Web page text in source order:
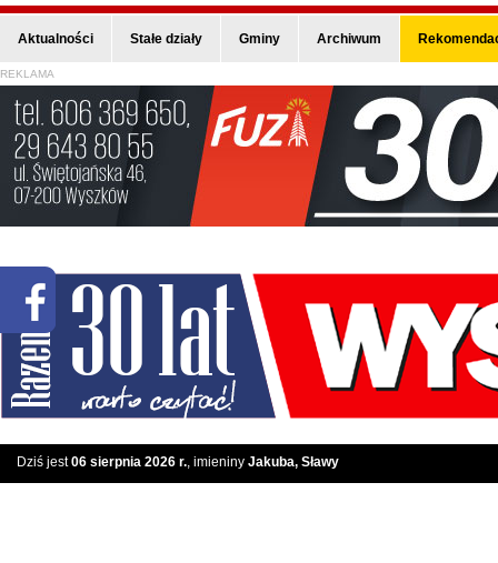
Aktualności Stałe działy Gminy Archiwum
REKLAMA
Dziś jest06 sierpnia 2026 r., imieniny Jakuba, Sławy